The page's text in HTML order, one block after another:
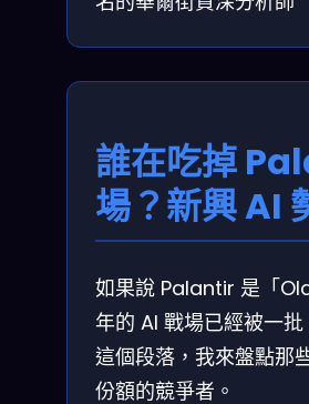
誰在吃掉
場？新興 AI
如果說 Palantir 是「
年的 AI 戰場已經被一
這個段落，我來盤點那
份額的競爭者。